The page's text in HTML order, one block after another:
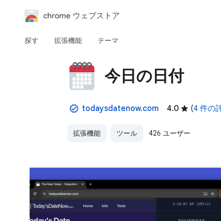
chrome ウェブストア
探す 拡張機能 テーマ
今日の日付
todaysdatenow.com 4.0 (4 件の
拡張機能 ツール 426 ユーザー